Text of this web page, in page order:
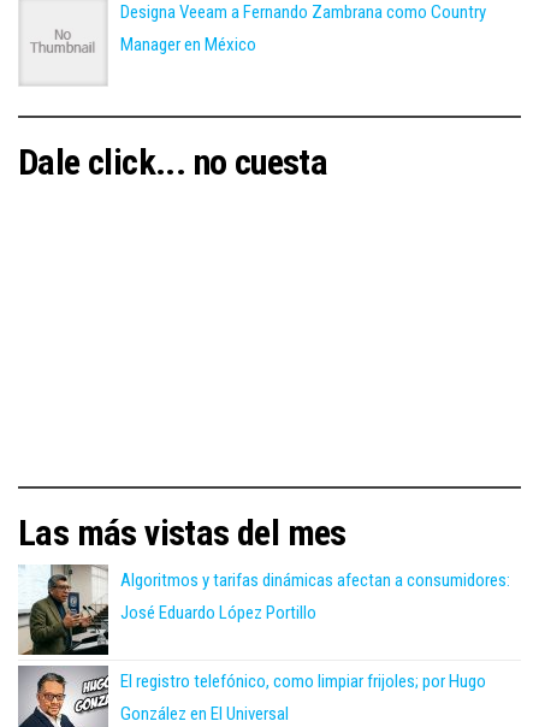
Designa Veeam a Fernando Zambrana como Country
Manager en México
Dale click... no cuesta
Las más vistas del mes
Algoritmos y tarifas dinámicas afectan a consumidores:
José Eduardo López Portillo
El registro telefónico, como limpiar frijoles; por Hugo
González en El Universal